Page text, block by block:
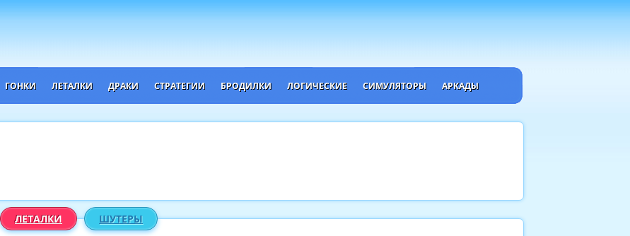
ГОНКИ ЛЕТАЛКИ ДРАКИ СТРАТЕГИИ БРОДИЛКИ ЛОГИЧЕСКИЕ СИМУЛЯТОРЫ АРКАДЫ
ЛЕТАЛКИ ШУТЕРЫ